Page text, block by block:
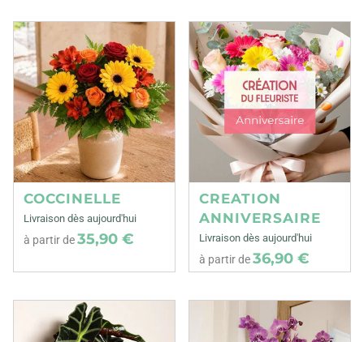
COCCINELLE
Livraison dès aujourd'hui
à partir de35,90 €
CREATION
ANNIVERSAIRE
Livraison dès aujourd'hui
à partir de36,90 €